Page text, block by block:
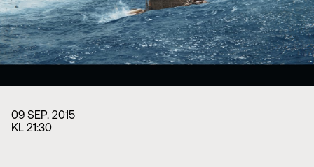
TSOs venner
Bærekraft & samfunn
TSO mot 2030
Opera
Barn & unge
TSO talent
Princess Astrid International Music Competition
Jobbe hos oss
Samarbeidspartnere
09 SEP. 2015
KL 21:30